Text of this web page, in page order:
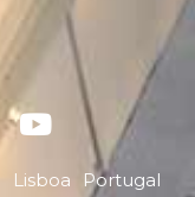
Lisboa Portugal